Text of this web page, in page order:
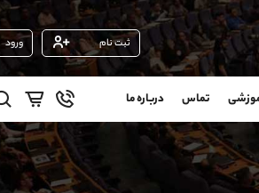
ثبت نام ورود
تماس درباره ما
(محسن یزدی)
09304891085
واتساپ شروع گفتگو
تلگرام @Armteam_admin_103